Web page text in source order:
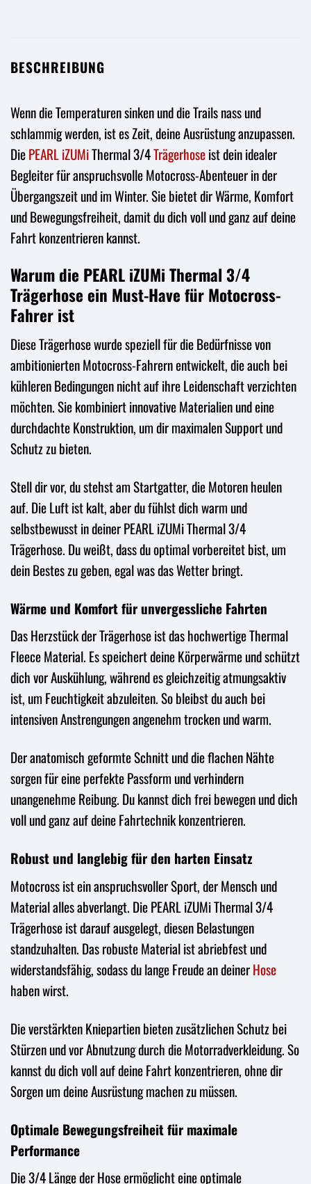
BESCHREIBUNG
Wenn die Temperaturen sinken und die Trails nass und
schlammig werden, ist es Zeit, deine Ausrüstung anzupassen.
DiePEARL iZUMiThermal 3/4Trägerhoseist dein idealer
Begleiter für anspruchsvolle Motocross-Abenteuer in der
Übergangszeit und im Winter. Sie bietet dir Wärme, Komfort
und Bewegungsfreiheit, damit du dich voll und ganz auf deine
Fahrt konzentrieren kannst.
Warum die PEARL iZUMi Thermal 3/4
Trägerhose ein Must-Have für Motocross-
Fahrer ist
Diese Trägerhose wurde speziell für die Bedürfnisse von
ambitionierten Motocross-Fahrern entwickelt, die auch bei
kühleren Bedingungen nicht auf ihre Leidenschaft verzichten
möchten. Sie kombiniert innovative Materialien und eine
durchdachte Konstruktion, um dir maximalen Support und
Schutz zu bieten.
Stell dir vor, du stehst am Startgatter, die Motoren heulen
auf. Die Luft ist kalt, aber du fühlst dich warm und
selbstbewusst in deiner PEARL iZUMi Thermal 3/4
Trägerhose. Du weißt, dass du optimal vorbereitet bist, um
dein Bestes zu geben, egal was das Wetter bringt.
Wärme und Komfort für unvergessliche Fahrten
Das Herzstück der Trägerhose ist das hochwertige Thermal
Fleece Material. Es speichert deine Körperwärme und schützt
dich vor Auskühlung, während es gleichzeitig atmungsaktiv
ist, um Feuchtigkeit abzuleiten. So bleibst du auch bei
intensiven Anstrengungen angenehm trocken und warm.
Der anatomisch geformte Schnitt und die flachen Nähte
sorgen für eine perfekte Passform und verhindern
unangenehme Reibung. Du kannst dich frei bewegen und dich
voll und ganz auf deine Fahrtechnik konzentrieren.
Robust und langlebig für den harten Einsatz
Motocross ist ein anspruchsvoller Sport, der Mensch und
Material alles abverlangt. Die PEARL iZUMi Thermal 3/4
Trägerhose ist darauf ausgelegt, diesen Belastungen
standzuhalten. Das robuste Material ist abriebfest und
widerstandsfähig, sodass du lange Freude an deinerHose
haben wirst.
Die verstärkten Kniepartien bieten zusätzlichen Schutz bei
Stürzen und vor Abnutzung durch die Motorradverkleidung. So
kannst du dich voll auf deine Fahrt konzentrieren, ohne dir
Sorgen um deine Ausrüstung machen zu müssen.
Optimale Bewegungsfreiheit für maximale
Performance
Die 3/4 Länge der Hose ermöglicht eine optimale